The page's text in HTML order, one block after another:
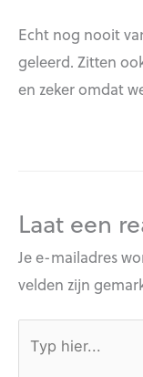
Echt nog nooit
geleerd. Zitten
en zeker omdat
Laat een
Je e-mailadres
velden zijn
hier...